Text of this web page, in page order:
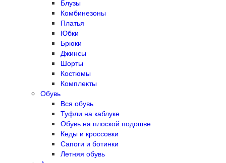
Блузы
Комбинезоны
Платья
Юбки
Брюки
Джинсы
Шорты
Костюмы
Комплекты
Обувь
Вся обувь
Туфли на каблуке
Обувь на плоской подошве
Кеды и кроссовки
Сапоги и ботинки
Летняя обувь